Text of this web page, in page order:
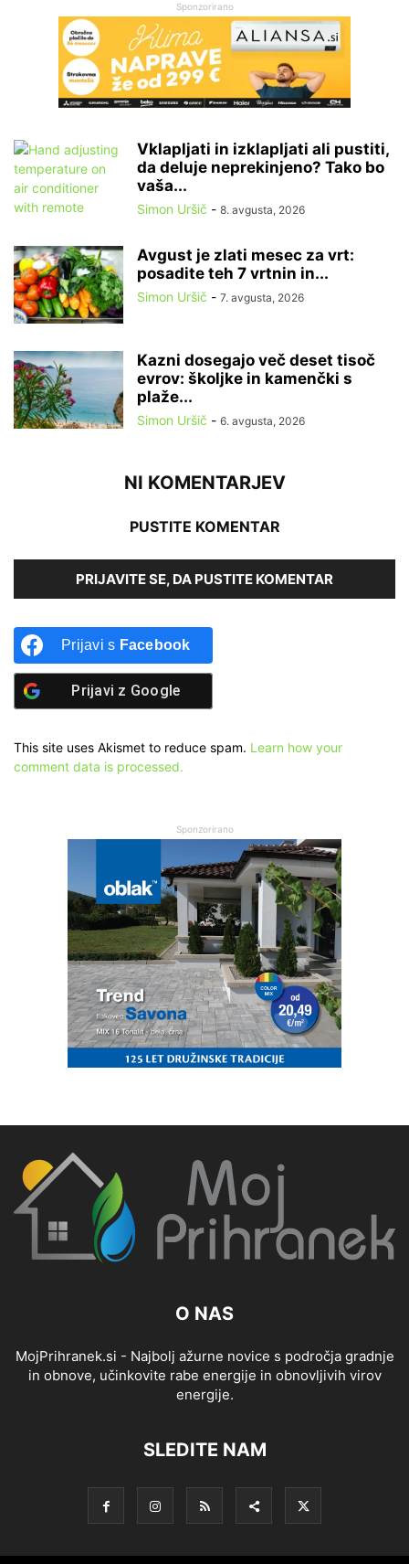
Sponzorirano
Vklapljati in izklapljati ali pustiti,
da deluje neprekinjeno? Tako bo
vaša...
Simon Uršič - 8. avgusta, 2026
Avgust je zlati mesec za vrt:
posadite teh 7 vrtnin in...
Simon Uršič - 7. avgusta, 2026
Kazni dosegajo več deset tisoč
evrov: školjke in kamenčki s
plaže...
Simon Uršič - 6. avgusta, 2026
NI KOMENTARJEV
PUSTITE KOMENTAR
PRIJAVITE SE, DA PUSTITE KOMENTAR
Prijavi s Facebook
Prijavi z Google
This site uses Akismet to reduce spam. Learn how your
comment data is processed.
Sponzorirano
O NAS
MojPrihranek.si - Najbolj ažurne novice s področja gradnje
in obnove, učinkovite rabe energije in obnovljivih virov
energije.
SLEDITE NAM